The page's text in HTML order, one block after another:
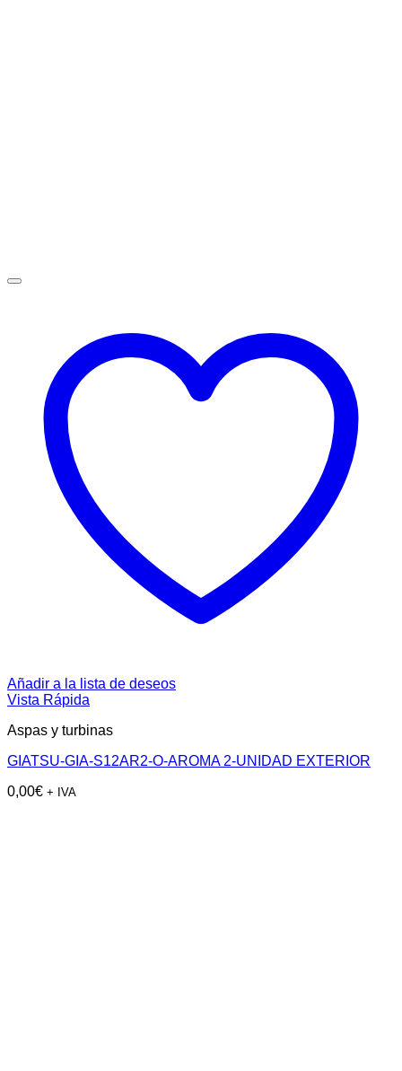
Añadir a la lista de deseos
Vista Rápida
Aspas y turbinas
GIATSU-GIA-S12AR2-O-AROMA 2-UNIDAD EXTERIOR
0,00€ + IVA